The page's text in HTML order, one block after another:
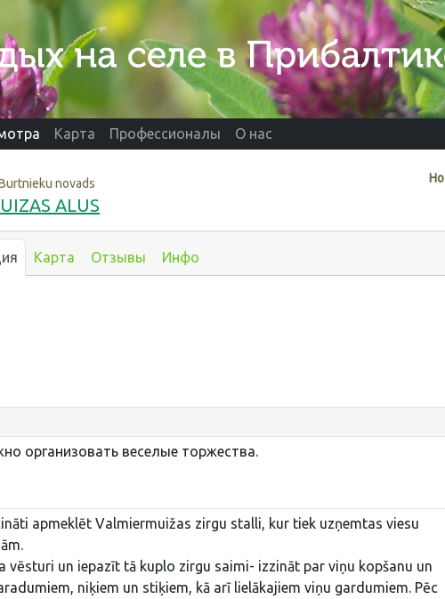
Карта Профессионалы О нас
Нo
novads
ALUS
Карта Отзывы Инфо
организовать веселые торжества.
apmeklēt Valmiermuižas zirgu stalli, kur tiek uzņemtas viesu
vēsturi un iepazīt tā kuplo zirgu saimi- izzināt par viņu kopšanu un
niķiem un stiķiem, kā arī lielākajiem viņu gardumiem. Pēc